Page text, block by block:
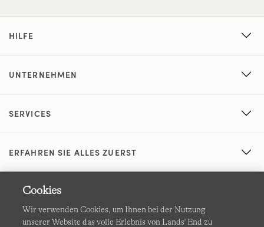
HILFE
UNTERNEHMEN
SERVICES
ERFAHREN SIE ALLES ZUERST
Cookies
Wir verwenden Cookies, um Ihnen bei der Nutzung
unserer Website das volle Erlebnis von Lands' End zu